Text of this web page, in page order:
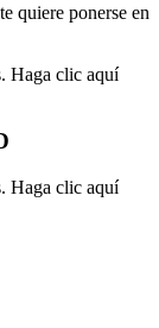
quiere ponerse en
Haga clic aquí
Haga clic aquí